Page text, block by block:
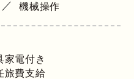
機械操作
家電付き
旅費支給